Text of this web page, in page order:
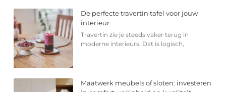
De perfecte travertin tafel voor jouw
interieur
Travertin zie je steeds vaker terug in
moderne interieurs. Dat is logisch,
Maatwerk meubels of sloten: investeren